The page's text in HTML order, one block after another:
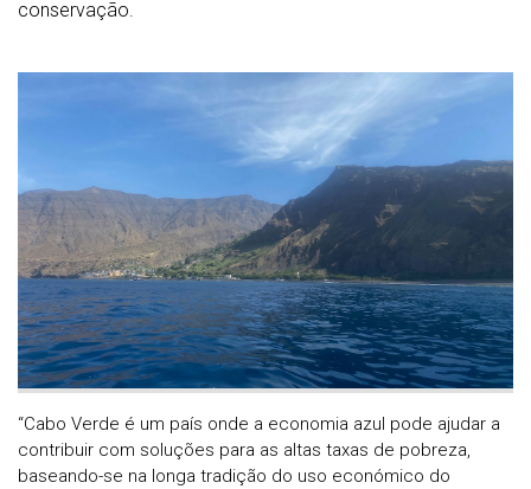
conservação.
“Cabo Verde é um país onde a economia azul pode ajudar a
contribuir com soluções para as altas taxas de pobreza,
baseando-se na longa tradição do uso económico do